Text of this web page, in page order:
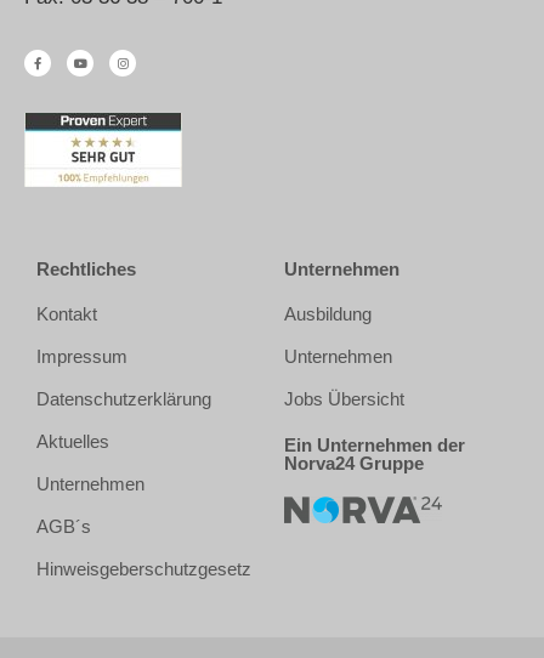
Rechtliches
Kontakt
Impressum
Datenschutzerklärung
Aktuelles
Unternehmen
AGB´s
Hinweisgeberschutzgesetz
Unternehmen
Ausbildung
Unternehmen
Jobs Übersicht
Ein Unternehmen der
Norva24 Gruppe